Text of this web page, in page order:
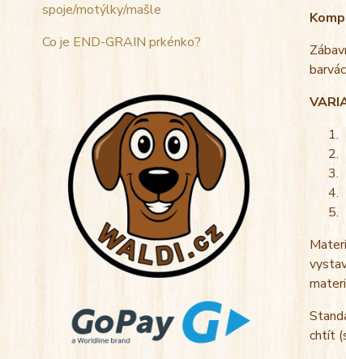
spoje/motýlky/mašle
Co je END-GRAIN prkénko?
chtít